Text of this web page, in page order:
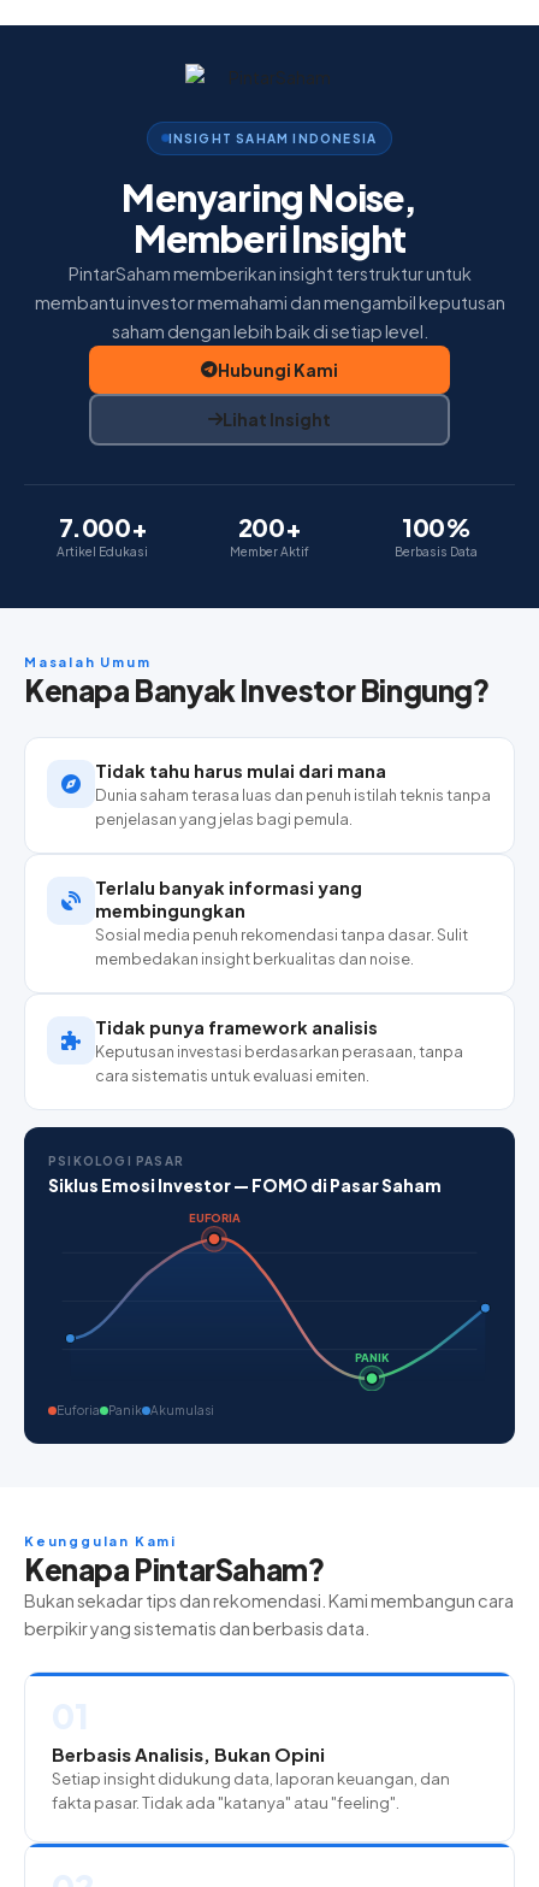
Membership
INSIGHT SAHAM INDONESIA
Menyaring Noise,
Memberi Insight
PintarSaham memberikan insight terstruktur untuk
membantu investor memahami dan mengambil keputusan
saham dengan lebih baik di setiap level.
Hubungi Kami
Lihat Insight
7.000+
Artikel Edukasi
200+
Member Aktif
100%
Berbasis Data
Masalah Umum
Kenapa Banyak Investor Bingung?
Tidak tahu harus mulai dari mana
Dunia saham terasa luas dan penuh istilah teknis tanpa
penjelasan yang jelas bagi pemula.
Terlalu banyak informasi yang
membingungkan
Sosial media penuh rekomendasi tanpa dasar. Sulit
membedakan insight berkualitas dan noise.
Tidak punya framework analisis
Keputusan investasi berdasarkan perasaan, tanpa
cara sistematis untuk evaluasi emiten.
PSIKOLOGI PASAR
Siklus Emosi Investor — FOMO di Pasar Saham
EUFORIA
PANIK
Euforia Panik Akumulasi
Keunggulan Kami
Kenapa PintarSaham?
Bukan sekadar tips dan rekomendasi. Kami membangun cara
berpikir yang sistematis dan berbasis data.
Berbasis Analisis, Bukan Opini
Setiap insight didukung data, laporan keuangan, dan
fakta pasar. Tidak ada "katanya" atau "feeling".